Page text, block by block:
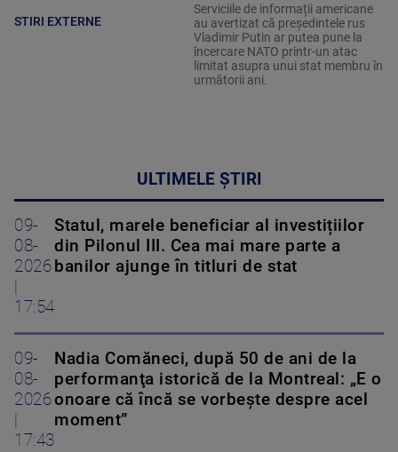
STIRI EXTERNE
Serviciile de informații americane
au avertizat că președintele rus
Vladimir Putin ar putea pune la
încercare NATO printr-un atac
limitat asupra unui stat membru în
următorii ani.
ULTIMELE ȘTIRI
09-
08-
2026
17:54
Statul, marele beneficiar al investițiilor
din Pilonul III. Cea mai mare parte a
banilor ajunge în titluri de stat
09-
08-
2026
17:43
Nadia Comăneci, după 50 de ani de la
performanţa istorică de la Montreal: „E o
onoare că încă se vorbește despre acel
moment”